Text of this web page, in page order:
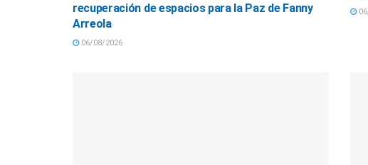
recuperación de espacios para la Paz de Fanny
Arreola
06/08/2026